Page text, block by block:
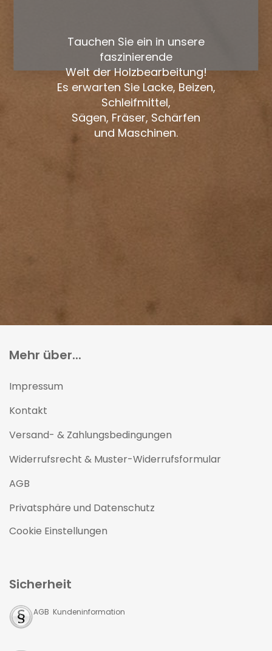
Tauchen Sie ein in unsere
faszinierende
Welt der Holzbearbeitung!
Es erwarten Sie Lacke, Beizen,
Schleifmittel,
Sägen, Fräser, Schärfen
und Maschinen.
Mehr über...
Impressum
Kontakt
Versand- & Zahlungsbedingungen
Widerrufsrecht & Muster-Widerrufsformular
AGB
Privatsphäre und Datenschutz
Cookie Einstellungen
Sicherheit
AGB Kundeninformation